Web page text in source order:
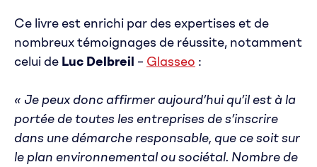
Ce livre est enrichi par des expertises et de
nombreux témoignages de réussite, notamment
celui de Luc Delbreil – Glasseo :
« Je peux donc affirmer aujourd’hui qu’il est à la
portée de toutes les entreprises de s’inscrire
dans une démarche responsable, que ce soit sur
le plan environnemental ou sociétal. Nombre de